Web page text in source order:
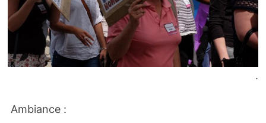
.
Ambiance :